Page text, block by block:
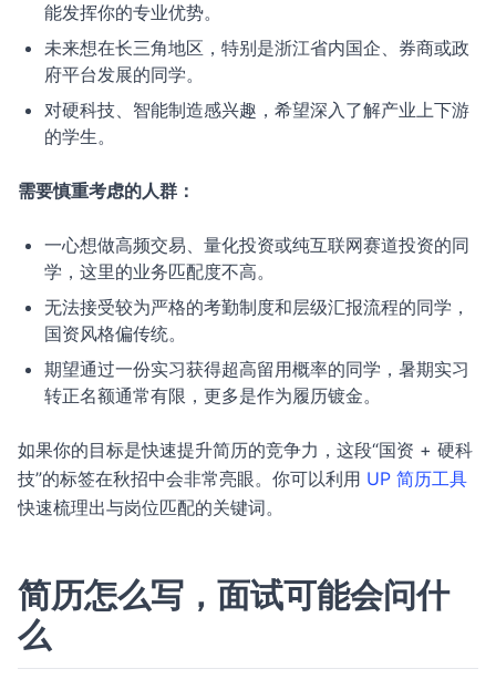
能发挥你的专业优势。
未来想在长三角地区，特别是浙江省内国企、券商或政
府平台发展的同学。
对硬科技、智能制造感兴趣，希望深入了解产业上下游
的学生。
需要慎重考虑的人群：
一心想做高频交易、量化投资或纯互联网赛道投资的同
学，这里的业务匹配度不高。
无法接受较为严格的考勤制度和层级汇报流程的同学，
国资风格偏传统。
期望通过一份实习获得超高留用概率的同学，暑期实习
转正名额通常有限，更多是作为履历镀金。
如果你的目标是快速提升简历的竞争力，这段“国资 + 硬科
技”的标签在秋招中会非常亮眼。你可以利用 UP 简历工具
快速梳理出与岗位匹配的关键词。
简历怎么写，面试可能会问什
么